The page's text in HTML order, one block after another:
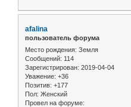
afalina
пользователь форума
Место рождения: Земля
Сообщений: 114
Зарегистрирован: 2019-04-04
Уважение: +36
Позитив: +177
Пол: Женский
Провел на форуме: